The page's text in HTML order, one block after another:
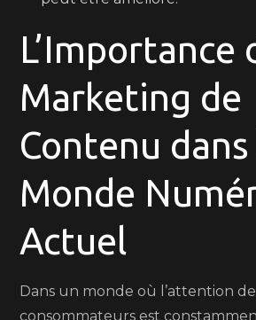
L’Importance
Marketing de
Contenu
Monde
Actuel
Dans un monde où l’attention
consommateurs est